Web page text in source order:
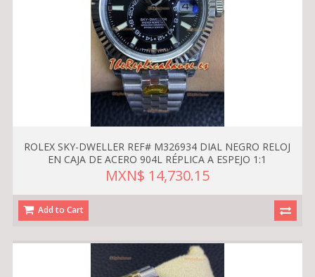
ROLEX SKY-DWELLER REF# M326934 DIAL NEGRO RELOJ
EN CAJA DE ACERO 904L RÉPLICA A ESPEJO 1:1
MXN$ 14,730.15
Add to Cart